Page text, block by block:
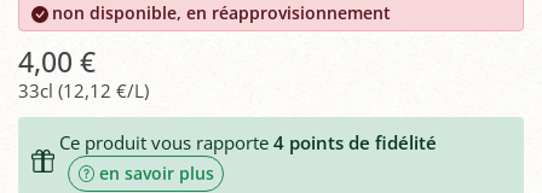
non disponible, en réapprovisionnement
4,00 €
33cl (12,12 €/L)
Ce produit vous rapporte 4points de fidélité
en savoir plus